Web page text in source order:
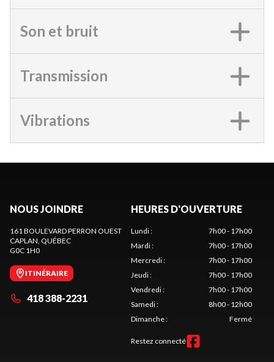
Son et bruit
Transmission
Vibrations
NOUS JOINDRE
161 BOULEVARD PERRON OUEST
CAPLAN, QUÉBEC
G0C 1H0
ITINÉRAIRE
418 388-2231
HEURES D'OUVERTURE
Lundi:
7h00 - 17h00
Mardi:
7h00 - 17h00
Mercredi:
7h00 - 17h00
Jeudi:
7h00 - 17h00
Vendredi:
7h00 - 17h00
Samedi:
8h00 - 12h00
Dimanche: Fermé
Restez connecté